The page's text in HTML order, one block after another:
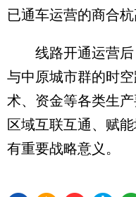
已通车运营的商合杭
线路开通运营后
与中原城市群的时
术、资金等各类生
区域互联互通、赋
有重要战略意义。